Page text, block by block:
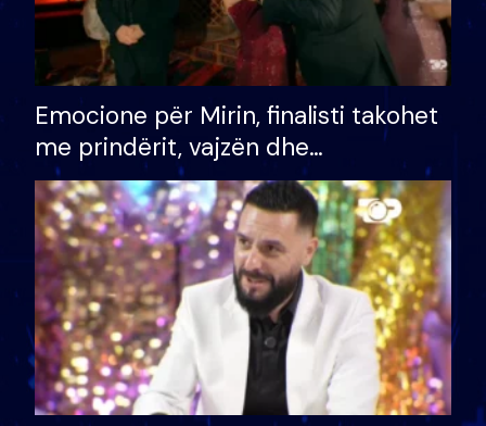
Emocione për Mirin, finalisti takohet
me prindërit, vajzën dhe
bashkëshorten: S’kemi ndonjë letër
divorci apo jo?